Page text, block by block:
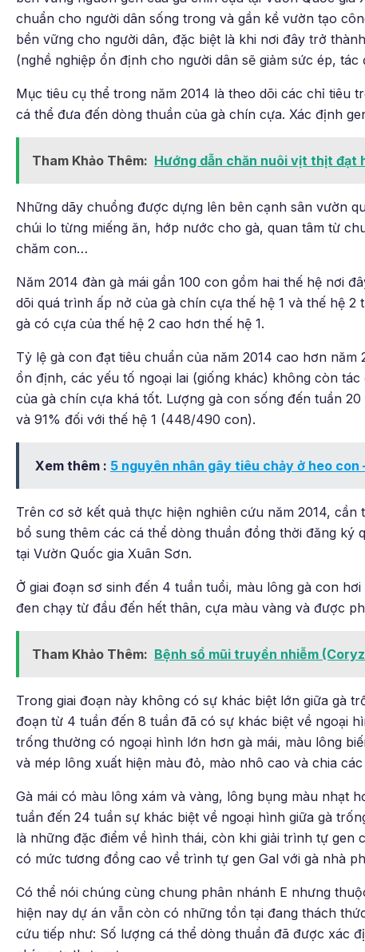
chuẩn cho người dân sống trong và gần kề vườn tạo
bền vững cho người dân, đặc biệt là khi nơi đây trở
(nghề nghiệp ổn định cho người dân sẽ giảm sức ép,
Mục tiêu cụ thể trong năm 2014 là theo dõi các chỉ tiêu
cá thể đưa đến dòng thuần của gà chín cựa. Xác định
Tham Khảo Thêm: Hướng dẫn chăn nuôi vịt thịt đạt
Những dãy chuồng được dựng lên bên cạnh sân vườn
chúi lo từng miếng ăn, hớp nước cho gà, quan tâm từ
chăm con…
Năm 2014 đàn gà mái gần 100 con gồm hai thế hệ nơi
dõi quá trình ấp nở của gà chín cựa thế hệ 1 và thế hệ
gà có cựa của thế hệ 2 cao hơn thế hệ 1.
Tỷ lệ gà con đạt tiêu chuẩn của năm 2014 cao hơn năm
ổn định, các yếu tố ngoại lai (giống khác) không còn
của gà chín cựa khá tốt. Lượng gà con sống đến tuần
và 91% đối với thế hệ 1 (448/490 con).
Xem thêm : 5 nguyên nhân gây tiêu chảy ở heo con
Trên cơ sở kết quả thực hiện nghiên cứu năm 2014,
bổ sung thêm các cá thể dòng thuần đồng thời đăng ký
tại Vườn Quốc gia Xuân Sơn.
Ở giai đoạn sơ sinh đến 4 tuần tuổi, màu lông gà con
đen chạy từ đầu đến hết thân, cựa màu vàng và được
Tham Khảo Thêm: Bệnh sổ mũi truyền nhiễm
Trong giai đoạn này không có sự khác biệt lớn giữa gà
đoạn từ 4 tuần đến 8 tuần đã có sự khác biệt về ngoại
trống thường có ngoại hình lớn hơn gà mái, màu lông
và mép lông xuất hiện màu đỏ, mào nhô cao và chia
Gà mái có màu lông xám và vàng, lông bụng màu nhạt
tuần đến 24 tuần sự khác biệt về ngoại hình giữa gà
là những đặc điểm về hình thái, còn khi giải trình tự gen
có mức tương đồng cao về trình tự gen Gal với gà nhà
Có thể nói chúng cùng chung phân nhánh E nhưng
hiện nay dự án vẫn còn có những tồn tại đang thách
cứu tiếp như: Số lượng cá thể dòng thuần đã được xác